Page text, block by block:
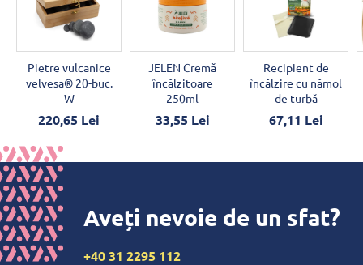
Pietre vulcanice
velvesa® 20-buc.
W
220,65 Lei
JELEN Cremă
încălzitoare
250ml
33,55 Lei
Recipient de
încălzire cu nămol
de turbă
67,11 Lei
Aveți nevoie de un sfat?
+40 31 2295 112